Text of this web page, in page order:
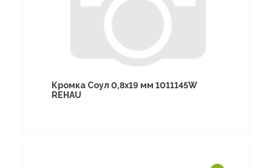
Кромка Соул 0,8х19 мм 1011145W
REHAU